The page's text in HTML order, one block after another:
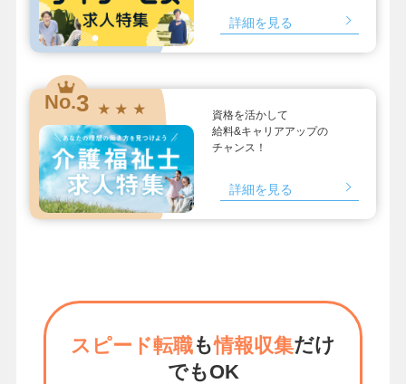
詳細を見る
No.3 ★ ★ ★
資格を活かして
給料&キャリアアップの
チャンス！
詳細を見る
スピード転職も情報収集だけ
でもOK